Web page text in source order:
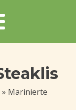
» Marinierte